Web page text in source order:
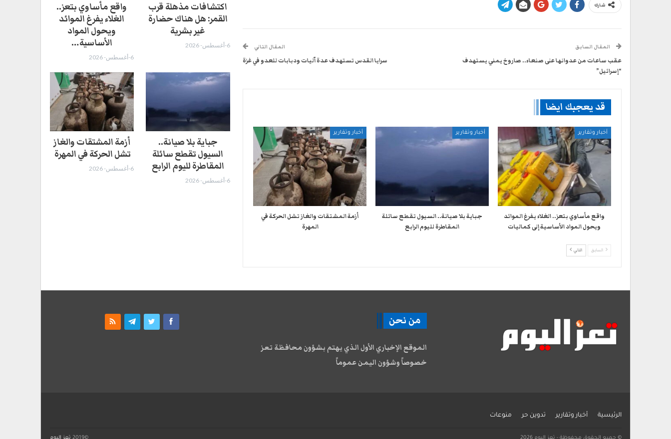
شارك
المقال السابق
عقب ساعات من عدوانها على صنعاء.. صاروخ يمني يستهدف
“إسرائيل”
المقال التالي
سرايا القدس تستهدف عدة آليات ودبابات للعدو في غزة
قد يعجبك ايضا
أخبار وتقارير
واقع مأساوي بتعز.. الغلاء يفرغ الموائد
ويحول المواد الأساسية إلى كماليات
أخبار وتقارير
جباية بلا صيانة.. السيول تقطع سائلة
المقاطرة لليوم الرابع
أخبار وتقارير
أزمة المشتقات والغاز تشل الحركة في
المهرة ​
السابق التالي
اكتشافات مذهلة قرب
القمر: هل هناك حضارة
غير بشرية
6-أغسطس- 2026
واقع مأساوي بتعز..
الغلاء يفرغ الموائد
ويحول المواد
الأساسية…
6-أغسطس- 2026
جباية بلا صيانة..
السيول تقطع سائلة
المقاطرة لليوم الرابع
6-أغسطس- 2026
أزمة المشتقات والغاز
تشل الحركة في المهرة ​
6-أغسطس- 2026
من نحن
الموقع الإخباري الأول الذي يهتم بشؤون محافظة تعز
خصوصاً وشؤون اليمن عموماً
الرئيسية أخبار وتقارير تدوين حر منوعات